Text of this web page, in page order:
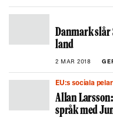
Danmark slår
land
2 MAR 2018
EU:s sociala
Allan
språk med